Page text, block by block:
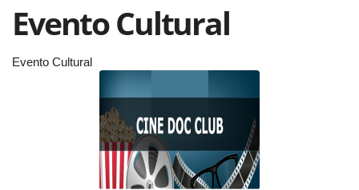
Evento Cultural
Evento Cultural